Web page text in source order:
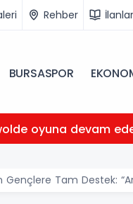
Rehber İlanlar
BURSASPOR
oyuna devam
Gençlere Tam Destek: